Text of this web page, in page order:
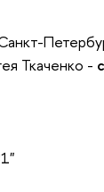
Ткаченко -